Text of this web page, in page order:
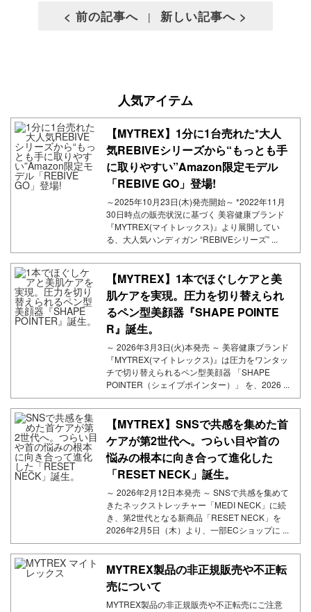
< 前の記事へ | 新しい記事へ >
人気アイテム
【MYTREX】1分に1台売れた*大人
気REBIVEシリーズから“もっとも手
に取りやすい”Amazon限定モデル
「REBIVE GO」登場!
～2025年10月23日(木)発売開始～ *2022年11月
30日時点の販売状況に基づく 美容健康ブランド
『MYTREX(マイトレックス)』より展開してい
る、大人気ハンディガン “REBIVEシリーズ” ...
【MYTREX】1本でほぐしケアと美
肌ケアを実現。圧力を切り替えられ
るペン型美顔器『SHAPE POINTE
R』誕生。
～ 2026年3月3日(火)本発売 ～ 美容健康ブランド
『MYTREX(マイトレックス)』は圧力をワンタッ
チで切り替えられるペン型美顔器 「SHAPE
POINTER（シェイプポインター）」 を、2026 ...
【MYTREX】SNSで共感を集めた首
ケアが第2世代へ。つらい目や首の
悩みの根本に向き合って進化した
「RESET NECK」誕生。
～ 2026年2月12日本発売 ～ SNSで共感を集めて
きたネックストレッチャー「MEDI NECK」に続
き、第2世代となる新商品「RESET NECK」を
2026年2月5日（木）より、一部ECショップに ...
MYTREX製品の非正規販売や不正転
売について
MYTREX製品の非正規販売や不正転売にご注意